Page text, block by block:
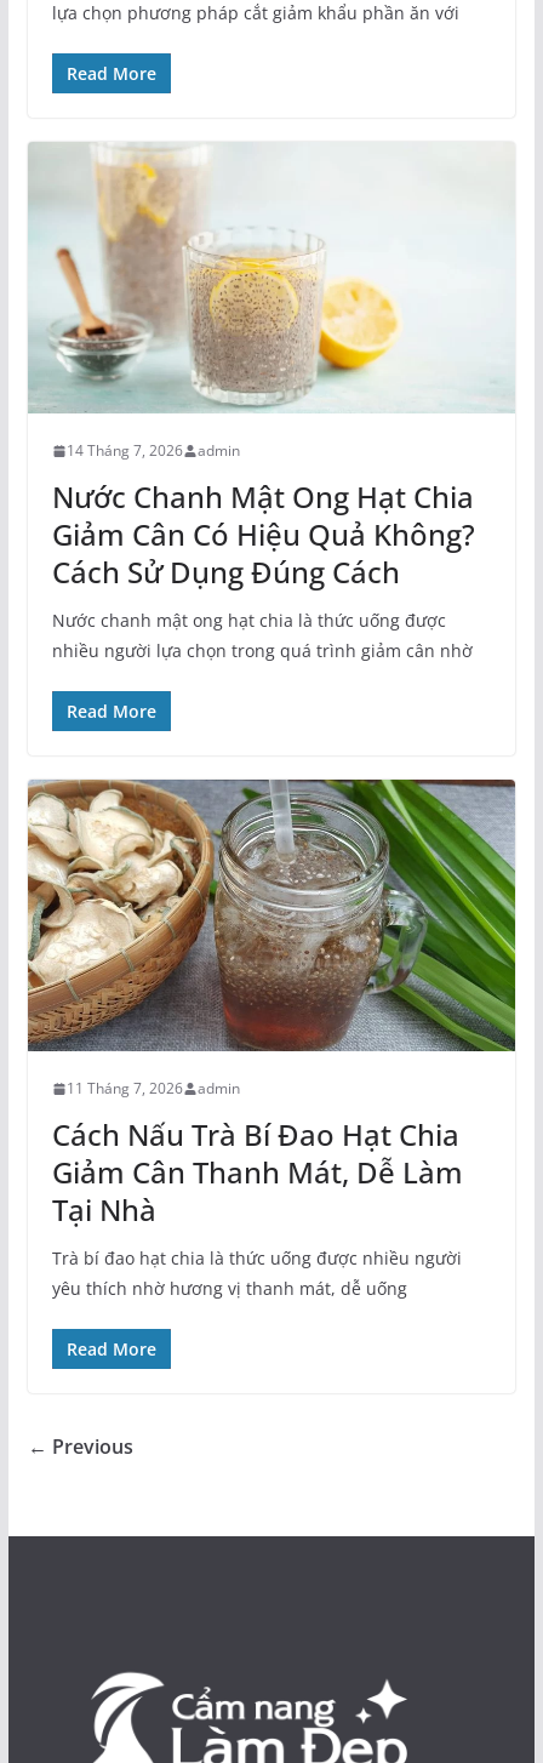
lựa chọn phương pháp cắt giảm khẩu phần ăn với
Read More
14 Tháng 7, 2026 admin
Nước Chanh Mật Ong Hạt Chia
Giảm Cân Có Hiệu Quả Không?
Cách Sử Dụng Đúng Cách
Nước chanh mật ong hạt chia là thức uống được
nhiều người lựa chọn trong quá trình giảm cân nhờ
Read More
11 Tháng 7, 2026 admin
Cách Nấu Trà Bí Đao Hạt Chia
Giảm Cân Thanh Mát, Dễ Làm
Tại Nhà
Trà bí đao hạt chia là thức uống được nhiều người
yêu thích nhờ hương vị thanh mát, dễ uống
Read More
← Previous